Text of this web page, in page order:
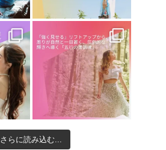
さらに読み込む...